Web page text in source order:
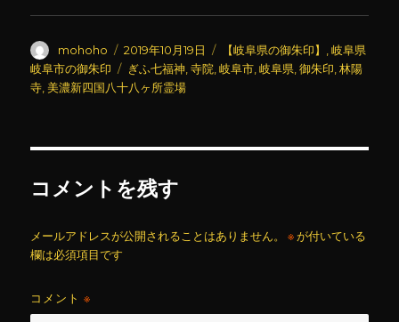
投
稿
者
mohoho
投
稿
日:
2019年10月19日
カ
テ
【岐阜県の御朱印】 ,岐阜県
岐阜市の御朱印
タ
グ
ぎふ七福神 ,寺院 ,岐阜市 ,岐阜県 ,御朱印 ,林陽
寺 ,美濃新四国八十八ヶ所霊場
コメントを残す
メールアドレスが公開されることはありません。 ※が付いている
欄は必須項目です
コメント※